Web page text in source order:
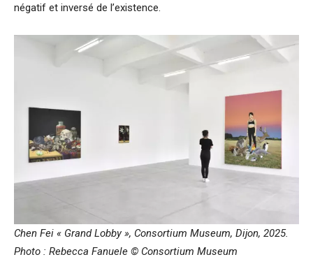
négatif et inversé de l’existence.
Chen Fei « Grand Lobby », Consortium Museum, Dijon, 2025.
Photo : Rebecca Fanuele © Consortium Museum